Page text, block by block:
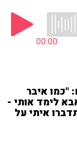
00:00
"כמו איבר
לימד אותי -
איתי על